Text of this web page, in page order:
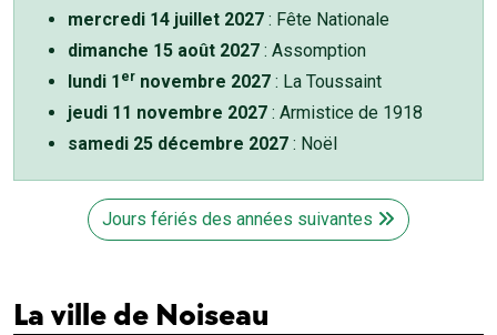
mercredi 14 juillet 2027 : Fête Nationale
dimanche 15 août 2027 : Assomption
lundi 1 er novembre 2027 : La Toussaint
jeudi 11 novembre 2027 : Armistice de 1918
samedi 25 décembre 2027 : Noël
Jours fériés des années suivantes
La ville de Noiseau